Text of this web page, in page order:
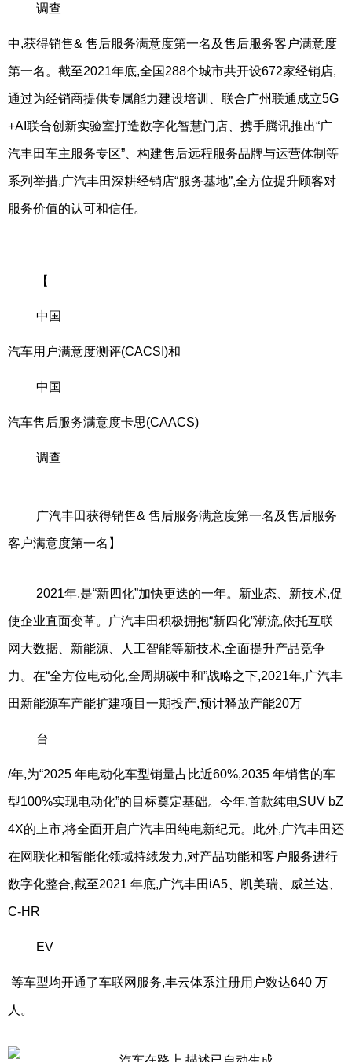
调查
中,获得销售& 售后服务满意度第一名及售后服务客户满意度
第一名。截至2021年底,全国288个城市共开设672家经销店,
通过为经销商提供专属能力建设培训、联合广州联通成立5G
+AI联合创新实验室打造数字化智慧门店、携手腾讯推出“广
汽丰田车主服务专区”、构建售后远程服务品牌与运营体制等
系列举措,广汽丰田深耕经销店“服务基地”,全方位提升顾客对
服务价值的认可和信任。
【
中国
汽车用户满意度测评(CACSI)和
中国
汽车售后服务满意度卡思(CAACS)
调查
广汽丰田获得销售& 售后服务满意度第一名及售后服务
客户满意度第一名】
2021年,是“新四化”加快更迭的一年。新业态、新技术,促
使企业直面变革。广汽丰田积极拥抱“新四化”潮流,依托互联
网大数据、新能源、人工智能等新技术,全面提升产品竞争
力。在“全方位电动化,全周期碳中和”战略之下,2021年,广汽丰
田新能源车产能扩建项目一期投产,预计释放产能20万
台
/年,为“2025 年电动化车型销量占比近60%,2035 年销售的车
型100%实现电动化”的目标奠定基础。今年,首款纯电SUV bZ
4X的上市,将全面开启广汽丰田纯电新纪元。此外,广汽丰田还
在网联化和智能化领域持续发力,对产品功能和客户服务进行
数字化整合,截至2021 年底,广汽丰田iA5、凯美瑞、威兰达、
C-HR
EV
等车型均开通了车联网服务,丰云体系注册用户数达640 万
人。